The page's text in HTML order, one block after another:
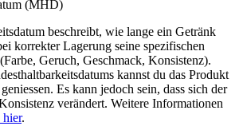
(MHD)
beschreibt, wie lange ein Getränk
korrekter Lagerung seine spezifischen
Geruch, Geschmack, Konsistenz).
kannst du das Produkt
Es kann jedoch sein, dass sich der
verändert. Weitere Informationen
.